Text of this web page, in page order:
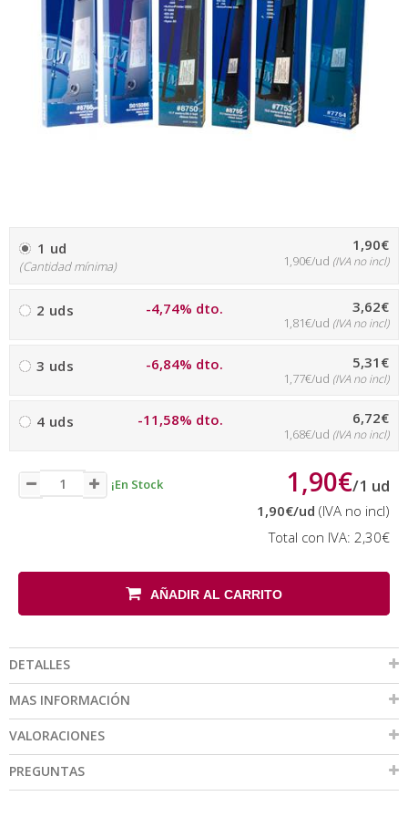
1 ud
(Cantidad mínima)
1,90€
1,90€/ud (IVA no incl)
2 uds -4,74% dto. 3,62€
1,81€/ud (IVA no incl)
3 uds -6,84% dto. 5,31€
1,77€/ud (IVA no incl)
4 uds -11,58% dto. 6,72€
1,68€/ud (IVA no incl)
¡En Stock 1,90€/1 ud
1,90€/ud (IVA no incl)
Total con IVA: 2,30€
AÑADIR AL CARRITO
DETALLES
MAS INFORMACIÓN
VALORACIONES
PREGUNTAS